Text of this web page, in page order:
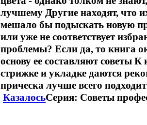
лучшему Другие находят, что
мешало бы подыскать новую
или уже не соответствует
проблемы? Если да, то книга
основу ее составляют советы
стрижке и укладке даются
прическа лучше всего
КазалосьСерия: Советы